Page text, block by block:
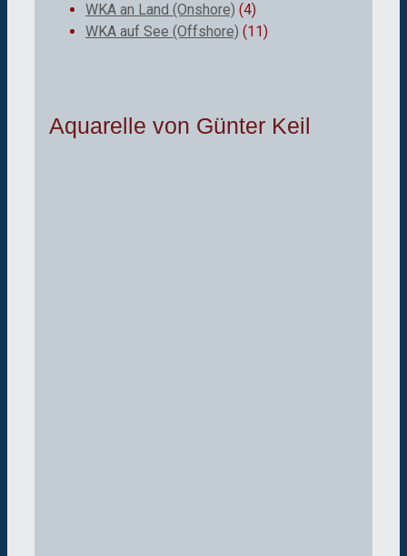
WKA an Land (Onshore) (4)
WKA auf See (Offshore) (11)
Aquarelle von Günter Keil